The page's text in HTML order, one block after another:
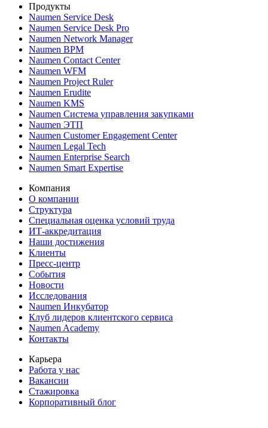
Продукты
Naumen Service Desk
Naumen Service Desk Pro
Naumen Network Manager
Naumen BPM
Naumen Contact Center
Naumen WFM
Naumen Project Ruler
Naumen Erudite
Naumen KMS
Naumen Система управления закупками
Naumen ЭТП
Naumen Customer Engagement Center
Naumen Legal Tech
Naumen Enterprise Search
Naumen Smart Expertise
Компания
О компании
Структура
Специальная оценка условий труда
ИТ-аккредитация
Наши достижения
Клиенты
Пресс-центр
События
Новости
Исследования
Naumen Инкубатор
Клуб лидеров клиентского сервиса
Naumen Academy
Контакты
Карьера
Работа у нас
Вакансии
Стажировка
Корпоративный блог